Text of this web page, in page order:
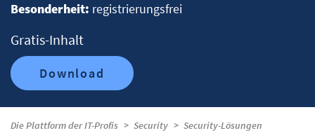
Besonderheit: registrierungsfrei
Gratis-Inhalt
Download
Die Plattform der IT-Profis Security
Security-Lösungen